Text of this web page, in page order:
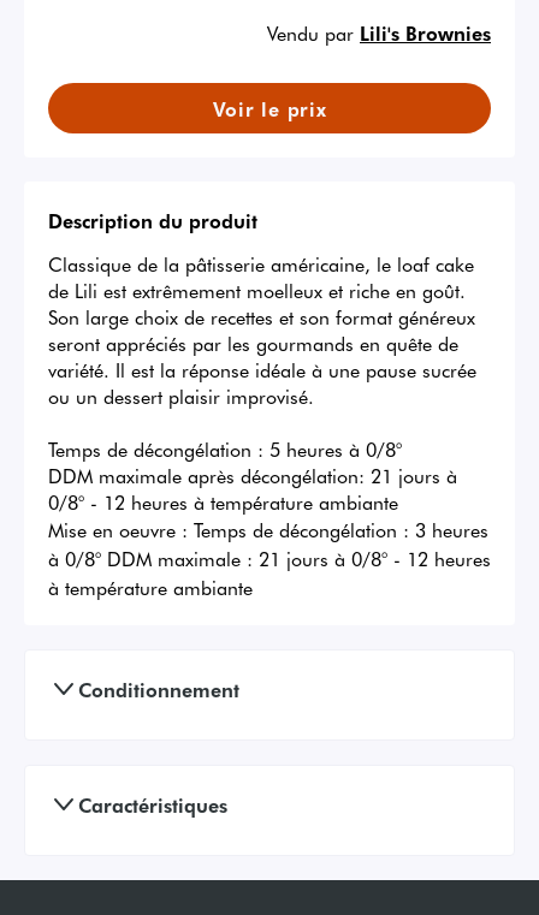
Vendu par Lili's Brownies
Voir le prix
Description du produit
Classique de la pâtisserie américaine, le loaf cake
de Lili est extrêmement moelleux et riche en goût.
Son large choix de recettes et son format généreux
seront appréciés par les gourmands en quête de
variété. Il est la réponse idéale à une pause sucrée
ou un dessert plaisir improvisé.
Temps de décongélation : 5 heures à 0/8°
DDM maximale après décongélation: 21 jours à
0/8° - 12 heures à température ambiante
Mise en oeuvre : Temps de décongélation : 3 heures
à 0/8° DDM maximale : 21 jours à 0/8° - 12 heures
à température ambiante
Conditionnement
Caractéristiques